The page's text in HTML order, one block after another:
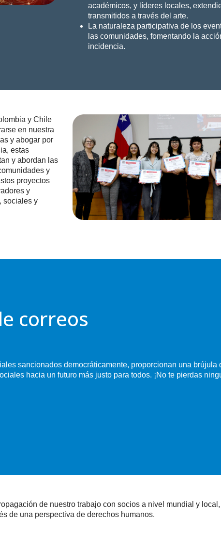
académicos, y líderes locales,
transmitidos a través del arte.
La naturaleza participativa de los
las comunidades, fomentando la
incidencia.
y Chile
en nuestra
y abogar por
estas
y abordan las
y
proyectos
y
sociales y
correos
sancionados democráticamente, proporcionan una brújula
hacia un futuro más justo para todos. ¡No te pierdas
de nuestro trabajo con socios a nivel mundial y
de una perspectiva de derechos humanos.